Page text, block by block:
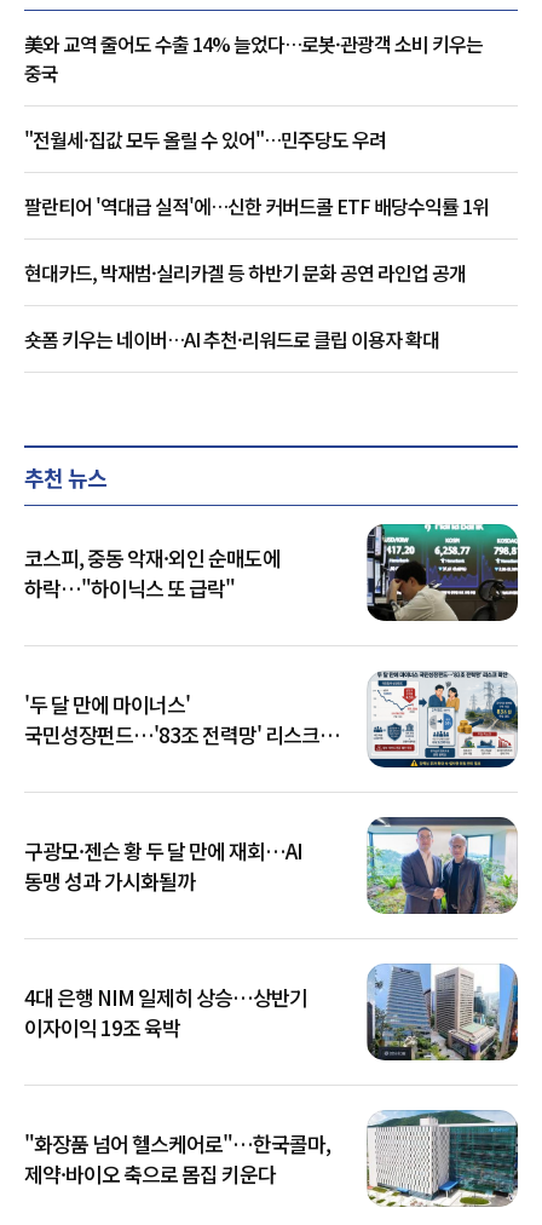
美와 교역 줄어도 수출 14% 늘었다…로봇·관광객 소비 키우는
중국
"전월세·집값 모두 올릴 수 있어"…민주당도 우려
팔란티어 '역대급 실적'에…신한 커버드콜 ETF 배당수익률 1위
현대카드, 박재범·실리카겔 등 하반기 문화 공연 라인업 공개
숏폼 키우는 네이버…AI 추천·리워드로 클립 이용자 확대
추천 뉴스
코스피, 중동 악재·외인 순매도에
하락…"하이닉스 또 급락"
'두 달 만에 마이너스'
국민성장펀드…'83조 전력망' 리스크
구광모·젠슨 황 두 달 만에 재회…AI
동맹 성과 가시화될까
4대 은행 NIM 일제히 상승…상반기
이자이익 19조 육박
"화장품 넘어 헬스케어로"…한국콜마,
제약·바이오 축으로 몸집 키운다